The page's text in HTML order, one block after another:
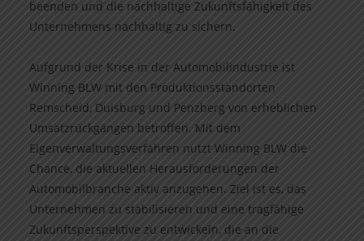
beenden und die nachhaltige Zukunftsfähigkeit des
Unternehmens nachhaltig zu sichern.
Aufgrund der Krise in der Automobilindustrie ist
Winning BLW mit den Produktionsstandorten
Remscheid, Duisburg und Penzberg von erheblichen
Umsatzrückgängen betroffen. Mit dem
Eigenverwaltungsverfahren nutzt Winning BLW die
Chance, die aktuellen Herausforderungen der
Automobilbranche aktiv anzugehen. Ziel ist es, das
Unternehmen zu stabilisieren und eine tragfähige
Zukunftsperspektive zu entwickeln, die an die